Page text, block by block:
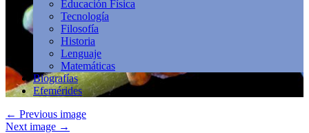
Educación Física
Tecnología
Filosofía
Historia
Lenguaje
Matemáticas
Biografías
Efemérides
← Previous image
Next image →